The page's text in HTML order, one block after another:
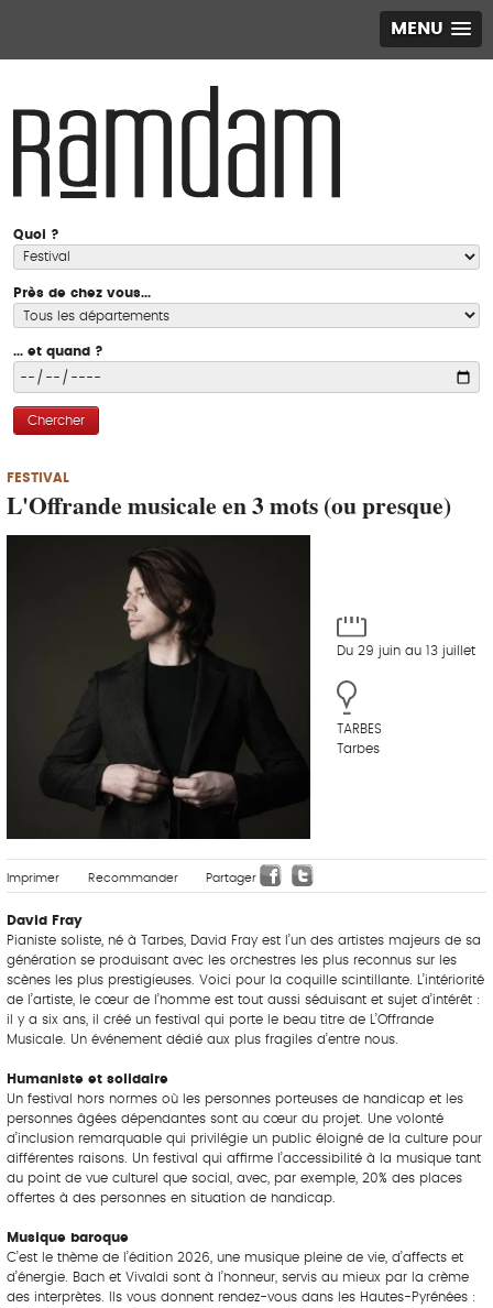
MENU
Quoi ?
Près de chez vous...
... et quand ?
Chercher
FESTIVAL
L'Offrande musicale en 3 mots (ou presque)
Du 29 juin au 13 juillet
TARBES
Tarbes
Imprimer Recommander Partager
David Fray
Pianiste soliste, né à Tarbes, David Fray est l’un des artistes majeurs de sa
génération se produisant avec les orchestres les plus reconnus sur les
scènes les plus prestigieuses. Voici pour la coquille scintillante. L’intériorité
de l’artiste, le cœur de l’homme est tout aussi séduisant et sujet d’intérêt :
il y a six ans, il créé un festival qui porte le beau titre de L’Offrande
Musicale. Un événement dédié aux plus fragiles d’entre nous.
Humaniste et solidaire
Un festival hors normes où les personnes porteuses de handicap et les
personnes âgées dépendantes sont au cœur du projet. Une volonté
d’inclusion remarquable qui privilégie un public éloigné de la culture pour
différentes raisons. Un festival qui affirme l’accessibilité à la musique tant
du point de vue culturel que social, avec, par exemple, 20% des places
offertes à des personnes en situation de handicap.
Musique baroque
C’est le thème de l’édition 2026, une musique pleine de vie, d’affects et
d’énergie. Bach et Vivaldi sont à l’honneur, servis au mieux par la crème
des interprètes. Ils vous donnent rendez-vous dans les Hautes-Pyrénées :